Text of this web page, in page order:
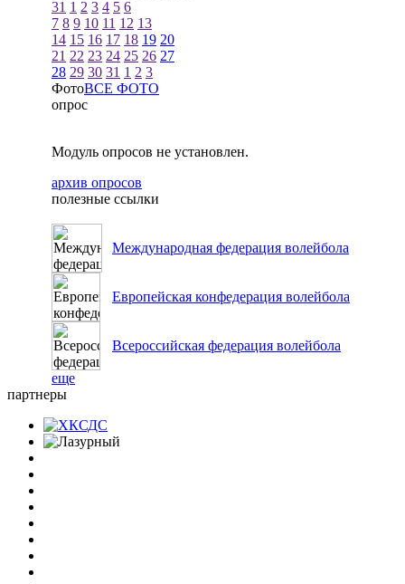
31 1 2 3 4 5 6
7 8 9 10 11 12 13
14 15 16 17 18 19 20
21 22 23 24 25 26 27
28 29 30 31 1 2 3
ФотоВСЕ ФОТО
опрос
Модуль опросов не установлен.
архив опросов
полезные ссылки
Международная федерация волейбола
Европейская конфедерация волейбола
Всероссийская федерация волейбола
еще
партнеры